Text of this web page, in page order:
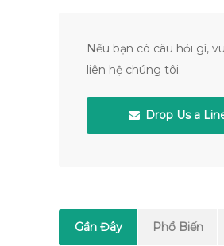
Nếu bạn có câu hỏi gì,
liên hệ chúng tôi.
Drop Us a
Gần Đây Phổ Biến